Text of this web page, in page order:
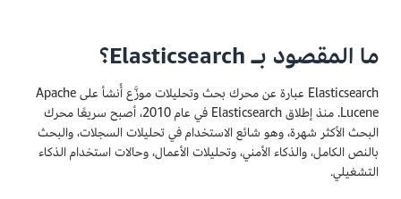
ما المقصود بـ Elasticsearch؟
Elasticsearch عبارة عن محرك بحث وتحليلات موزَّع أُنشأ على Apache
Lucene. منذ إطلاق Elasticsearch في عام 2010، أصبح سريعًا محرك
البحث الأكثر شهرة، وهو شائع الاستخدام في تحليلات السجلات، والبحث
بالنص الكامل، والذكاء الأمني، وتحليلات الأعمال، وحالات استخدام الذكاء
التشغيلي.